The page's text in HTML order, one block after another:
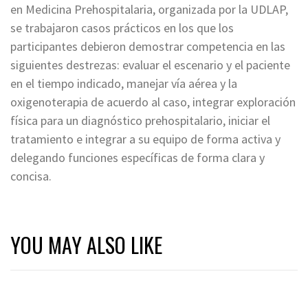
en Medicina Prehospitalaria, organizada por la UDLAP,
se trabajaron casos prácticos en los que los
participantes debieron demostrar competencia en las
siguientes destrezas: evaluar el escenario y el paciente
en el tiempo indicado, manejar vía aérea y la
oxigenoterapia de acuerdo al caso, integrar exploración
física para un diagnóstico prehospitalario, iniciar el
tratamiento e integrar a su equipo de forma activa y
delegando funciones específicas de forma clara y
concisa.
YOU MAY ALSO LIKE